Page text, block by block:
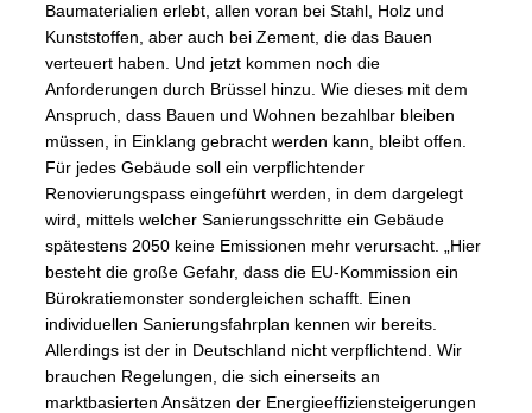
Baumaterialien erlebt, allen voran bei Stahl, Holz und
Kunststoffen, aber auch bei Zement, die das Bauen
verteuert haben. Und jetzt kommen noch die
Anforderungen durch Brüssel hinzu. Wie dieses mit dem
Anspruch, dass Bauen und Wohnen bezahlbar bleiben
müssen, in Einklang gebracht werden kann, bleibt offen.
Für jedes Gebäude soll ein verpflichtender
Renovierungspass eingeführt werden, in dem dargelegt
wird, mittels welcher Sanierungsschritte ein Gebäude
spätestens 2050 keine Emissionen mehr verursacht. „Hier
besteht die große Gefahr, dass die EU-Kommission ein
Bürokratiemonster sondergleichen schafft. Einen
individuellen Sanierungsfahrplan kennen wir bereits.
Allerdings ist der in Deutschland nicht verpflichtend. Wir
brauchen Regelungen, die sich einerseits an
marktbasierten Ansätzen der Energieeffiziensteigerungen